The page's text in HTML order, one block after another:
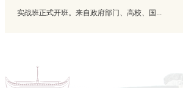
实战班正式开班。来自政府部门、高校、国...